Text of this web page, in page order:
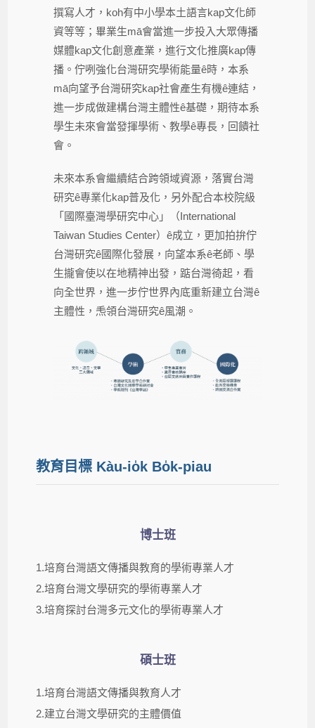
撰寫人才，koh有中小學本土語言kap文化師
資等等；畢業生mā會當進一步投入大眾傳播
媒體kap文化創意產業，進行文化推廣kap傳
播。佇咧強化台灣研究學術能量ê時，本系
mā向望予台灣研究kap社會產生有機ê連結，
進一步成做建構台灣主體性ê基礎，期待本系
學生未來會當發揮學術、教學ê專長，回饋社
會。
未來本系會繼續結合跨領域資源，落實台灣
研究ê專業化kap普及化，另外配合本校院級
「國際臺灣學研究中心」（International
Taiwan Studies Center）ê成立，更加拍拚佇
台灣研究ê國際化發展，向望本系ê老師、學
生攏會使以在地精神出發，踮台灣徛起，看
向全世界，進一步佇世界內底重新建立台灣ê
主體性，𤆬領台灣研究ê風潮。
教育目標 Kàu-io̍k Bo̍k-piau
博士班
1.培育台灣語文傳播與教育的學術專業人才
2.培育台灣文學研究的學術專業人才
3.培育探討台灣多元文化的學術專業人才
碩士班
1.培育台灣語文傳播與教育人才
2.建立台灣文學研究的主體價值